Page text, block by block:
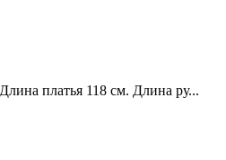
платья 118 см. Длина ру...